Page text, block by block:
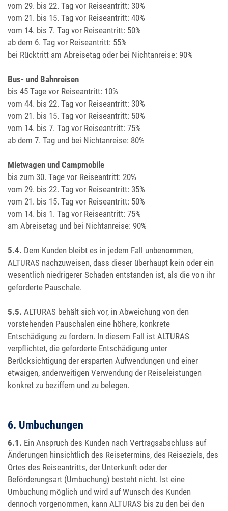
vom 29. bis 22. Tag vor Reiseantritt: 30%
vom 21. bis 15. Tag vor Reiseantritt: 40%
vom 14. bis 7. Tag vor Reiseantritt: 50%
ab dem 6. Tag vor Reiseantritt: 55%
bei Rücktritt am Abreisetag oder bei Nichtanreise: 90%
Bus- und Bahnreisen
bis 45 Tage vor Reiseantritt: 10%
vom 44. bis 22. Tag vor Reiseantritt: 30%
vom 21. bis 15. Tag vor Reiseantritt: 50%
vom 14. bis 7. Tag vor Reiseantritt: 75%
ab dem 7. Tag und bei Nichtanreise: 80%
Mietwagen und Campmobile
bis zum 30. Tage vor Reiseantritt: 20%
vom 29. bis 22. Tag vor Reiseantritt: 35%
vom 21. bis 15. Tag vor Reiseantritt: 50%
vom 14. bis 1. Tag vor Reiseantritt: 75%
am Abreisetag und bei Nichtanreise: 90%
5.4. Dem Kunden bleibt es in jedem Fall unbenommen,
ALTURAS nachzuweisen, dass dieser überhaupt kein oder ein
wesentlich niedrigerer Schaden entstanden ist, als die von ihr
geforderte Pauschale.
5.5. ALTURAS behält sich vor, in Abweichung von den
vorstehenden Pauschalen eine höhere, konkrete
Entschädigung zu fordern. In diesem Fall ist ALTURAS
verpflichtet, die geforderte Entschädigung unter
Berücksichtigung der ersparten Aufwendungen und einer
etwaigen, anderweitigen Verwendung der Reiseleistungen
konkret zu beziffern und zu belegen.
6. Umbuchungen
6.1. Ein Anspruch des Kunden nach Vertragsabschluss auf
Änderungen hinsichtlich des Reisetermins, des Reiseziels, des
Ortes des Reiseantritts, der Unterkunft oder der
Beförderungsart (Umbuchung) besteht nicht. Ist eine
Umbuchung möglich und wird auf Wunsch des Kunden
dennoch vorgenommen, kann ALTURAS bis zu den bei den